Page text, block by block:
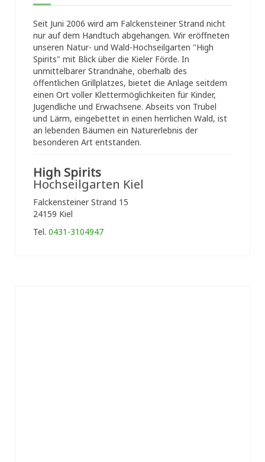
Seit Juni 2006 wird am Falckensteiner Strand nicht
nur auf dem Handtuch abgehangen. Wir eröffneten
unseren Natur- und Wald-Hochseilgarten "High
Spirits" mit Blick über die Kieler Förde. In
unmittelbarer Strandnähe, oberhalb des
öffentlichen Grillplatzes, bietet die Anlage seitdem
einen Ort voller Klettermöglichkeiten für Kinder,
Jugendliche und Erwachsene. Abseits von Trubel
und Lärm, eingebettet in einen herrlichen Wald, ist
an lebenden Bäumen ein Naturerlebnis der
besonderen Art entstanden.
High Spirits
Hochseilgarten Kiel
Falckensteiner Strand 15
24159 Kiel
Tel. 0431-3104947